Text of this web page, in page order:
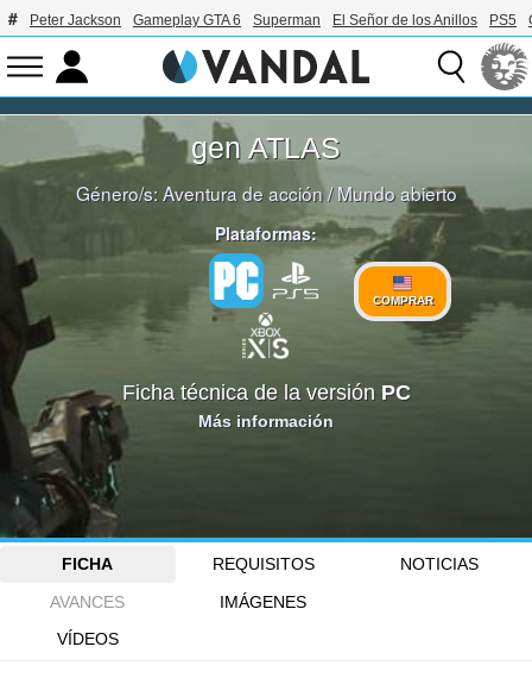
Peter Jackson Gameplay GTA 6 Superman El Señor de los Anillos PS5
gen ATLAS
Género/s:Aventura de acción/Mundo abierto
Plataformas:
COMPRAR
Ficha técnica de la versión PC
Más información
FICHA REQUISITOS
NOTICIAS
AVANCES
IMÁGENES
VÍDEOS